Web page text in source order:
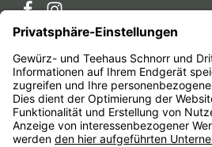
Service-Hotline
Service